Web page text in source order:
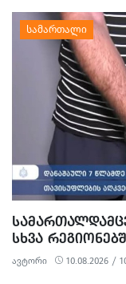
ᲡᲮᲕᲐ
ᲘᲐᲠᲐᲦᲘ ᲓᲐ
ავტორი 10.08.2026 /